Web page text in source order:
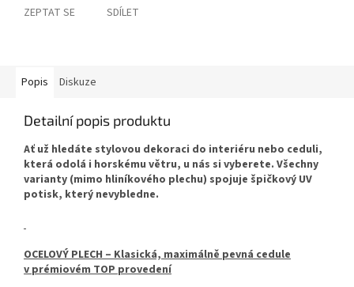
ZEPTAT SE SDÍLET
Popis Diskuze
Detailní popis produktu
Ať už hledáte stylovou dekoraci do interiéru nebo ceduli,
která odolá i horskému větru, u nás si vyberete. Všechny
varianty (mimo hliníkového plechu) spojuje špičkový UV
potisk, který nevybledne.
OCELOVÝ PLECH – Klasická, maximálně pevná cedule
v prémiovém TOP provedení